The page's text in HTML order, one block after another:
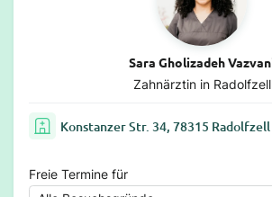
Sara Gholizadeh
Zahnärztin in Radolfzell
Konstanzer Str. 34, 78315 Radolfzell
Freie Termine für